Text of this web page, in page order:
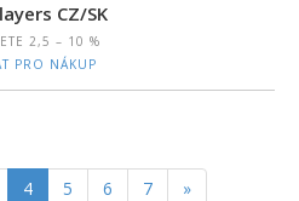
CZ/SK
2,5 – 10 %
PRO NÁKUP
4 5 6 7 »